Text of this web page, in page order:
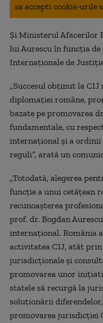
sa accepti cookie-urile
Și Ministerul Afacerilor
lui Aurescu în funcţia
Internaţionale de
„Succesul obţinut la
diplomaţiei române,
bazate pe promovarea
fundamentale, cu
internaţional şi a ordinii
reguli”, arată un
„Totodată, alegerea
funcţie a unui cetăţean
recunoaşterea
prof. dr. Bogdan
internaţional. România
activitatea CIJ, atât
jurisdicţionale şi
promovarea unor
statele să recurgă la
soluţionării
promovarea jurisdicţiei